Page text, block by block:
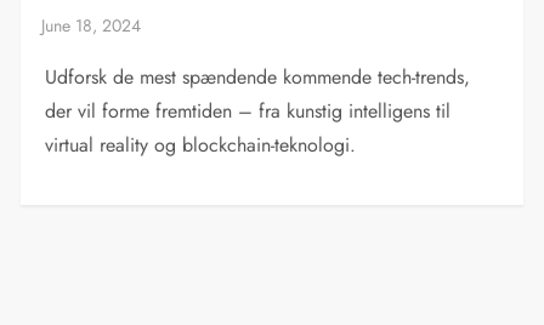
Udforsk de mest spændende kommende tech-trends,
der vil forme fremtiden – fra kunstig intelligens til
virtual reality og blockchain-teknologi.